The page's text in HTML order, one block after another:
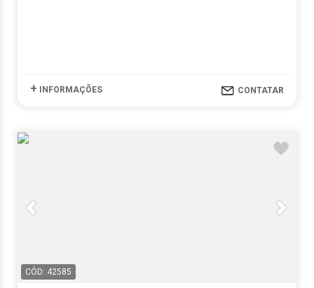
+ INFORMAÇÕES CONTATAR
CÓD: 42585